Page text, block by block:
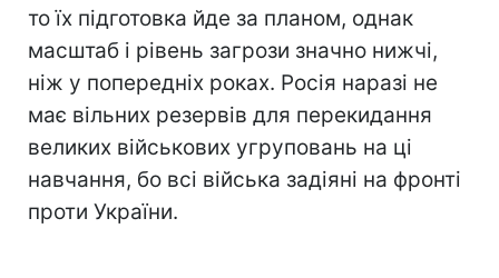
то їх підготовка йде за планом, однак
масштаб і рівень загрози значно нижчі,
ніж у попередніх роках. Росія наразі не
має вільних резервів для перекидання
великих військових угруповань на ці
навчання, бо всі війська задіяні на фронті
проти України.